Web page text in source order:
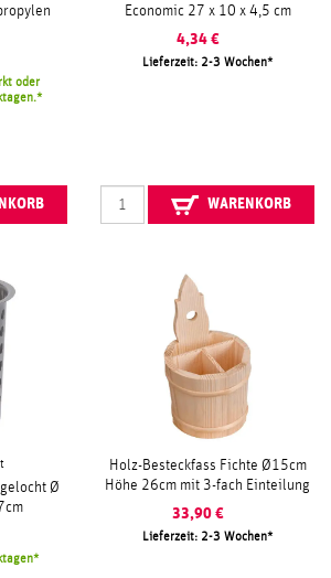
oder
Economic 27 x 10 x 4,5 cm
4,34 €
Lieferzeit: 2-3 Wochen
WARENKORB
Ø
Holz-Besteckfass Fichte Ø15cm
Höhe 26cm mit 3-fach Einteilung
33,90 €
Lieferzeit: 2-3 Wochen